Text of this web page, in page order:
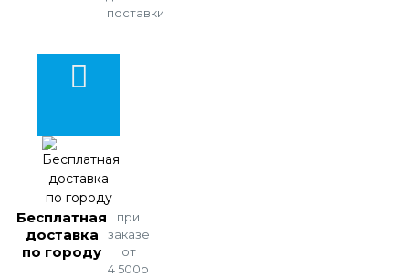
поставки
Бесплатная
доставка
по городу
при
заказе
от
4 500р